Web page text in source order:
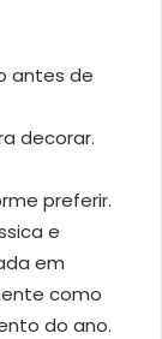
antes de
decorar.
preferir.
e
em
como
do ano.